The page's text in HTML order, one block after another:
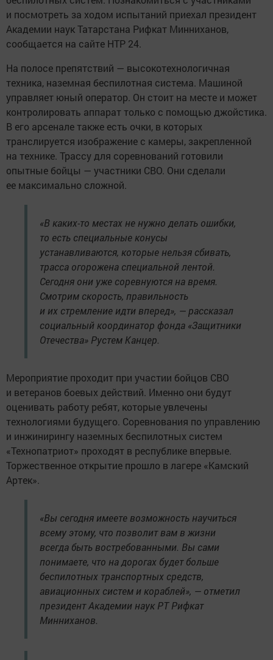
и посмотреть за ходом испытаний приехал президент
Академии наук Татарстана Рифкат Минниханов,
сообщается на сайте НТР 24.
На полосе препятствий — высокотехнологичная
техника, наземная беспилотная система. Машиной
управляет юный оператор. Он стоит на месте и может
контролировать аппарат только с помощью джойстика.
В его арсенале также есть очки, в которых
транслируется изображение с камеры, закрепленной
на технике. Трассу для соревнований готовили
опытные бойцы — участники СВО. Они сделали
ее максимально сложной.
«В каких-то местах не нужно делать ошибки,
то есть специальные конусы
устанавливаются, которые нельзя сбивать,
трасса огорожена специальной лентой.
Сегодня они уже соревнуются на время.
Смотрим скорость, правильность
и их стремление идти вперед», — рассказал
социальный координатор фонда «Защитники
Отечества» Рустем Канцер.
Мероприятие проходит при участии бойцов СВО
и ветеранов боевых действий. Именно они будут
оценивать работу ребят, которые увлечены
технологиями будущего. Соревнования по управлению
и инжинирингу наземных беспилотных систем
«Технопатриот» проходят в республике впервые.
Торжественное открытие прошло в лагере «Камский
Артек».
«Вы сегодня имеете возможность научиться
всему этому, что позволит вам в жизни
всегда быть востребованными. Вы сами
понимаете, что на дорогах будет больше
беспилотных транспортных средств,
авиационных систем и кораблей», — отметил
президент Академии наук РТ Рифкат
Минниханов.